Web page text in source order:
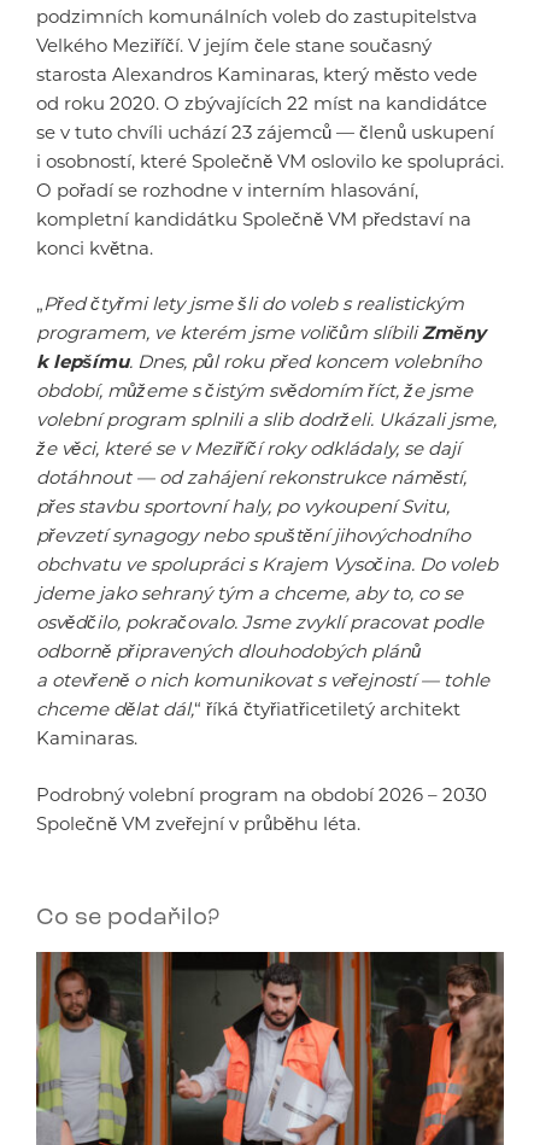
podzimních komunálních voleb do zastupitelstva
Velkého Meziříčí. V jejím čele stane současný
starosta Alexandros Kaminaras, který město vede
od roku 2020. O zbývajících 22 míst na kandidátce
se v tuto chvíli uchází 23 zájemců — členů uskupení
i osobností, které Společně VM oslovilo ke spolupráci.
O pořadí se rozhodne v interním hlasování,
kompletní kandidátku Společně VM představí na
konci května.
„Před čtyřmi lety jsme šli do voleb s realistickým
programem, ve kterém jsme voličům slíbiliZměny
k lepšímu. Dnes, půl roku před koncem volebního
období, můžeme s čistým svědomím říct, že jsme
volební program splnili a slib dodrželi. Ukázali jsme,
že věci, které se v Meziříčí roky odkládaly, se dají
dotáhnout — od zahájení rekonstrukce náměstí,
přes stavbu sportovní haly, po vykoupení Svitu,
převzetí synagogy nebo spuštění jihovýchodního
obchvatu ve spolupráci s Krajem Vysočina. Do voleb
jdeme jako sehraný tým a chceme, aby to, co se
osvědčilo, pokračovalo. Jsme zvyklí pracovat podle
odborně připravených dlouhodobých plánů
a otevřeně o nich komunikovat s veřejností — tohle
chceme dělat dál,“ říká čtyřiatřicetiletý architekt
Kaminaras.
Podrobný volební program na období 2026 – 2030
Společně VM zveřejní v průběhu léta.
Co se podařilo?